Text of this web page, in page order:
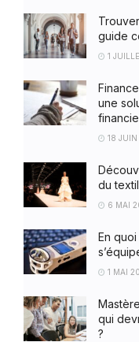
guide
1
une
18
du
6 MAI
En
1 MAI
qui
?